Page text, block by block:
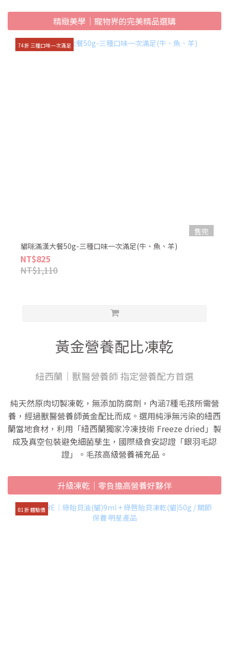
精緻美學｜寵物界的完美精品選購
74折 三種口味一次滿足
售完
貓咪滿漢大餐50g-三種口味一次滿足(牛、魚、羊)
NT$825
NT$1,110
黃金營養配比凍乾
紐西蘭｜獸醫營養師 指定營養配方首選
純天然原肉切製凍乾，無添加防腐劑，內涵7種毛孩所需營
養，經過獸醫營養師黃金配比而成。選用純淨無污染的紐西
蘭當地食材，利用「紐西蘭獨家冷凍技術 Freeze dried」製
成及真空包裝避免細菌孳生，國際級食安認證「銀羽毛認
證」。毛孩高級營養補充品。
升級凍乾｜零負擔高營養好夥伴
81折 體驗價